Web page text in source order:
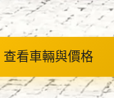
查看車輛與價格